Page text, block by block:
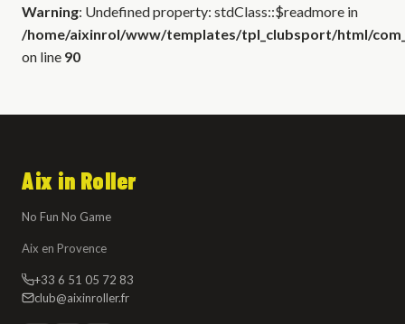
Warning: Undefined property: stdClass::$readmore in
/home/aixinrol/www/templates/tpl_clubsport/html/
on line 90
Aix in Roller
No Fun No Game
Aix en Provence
+33 6 51 05 72 83
club@aixinroller.fr